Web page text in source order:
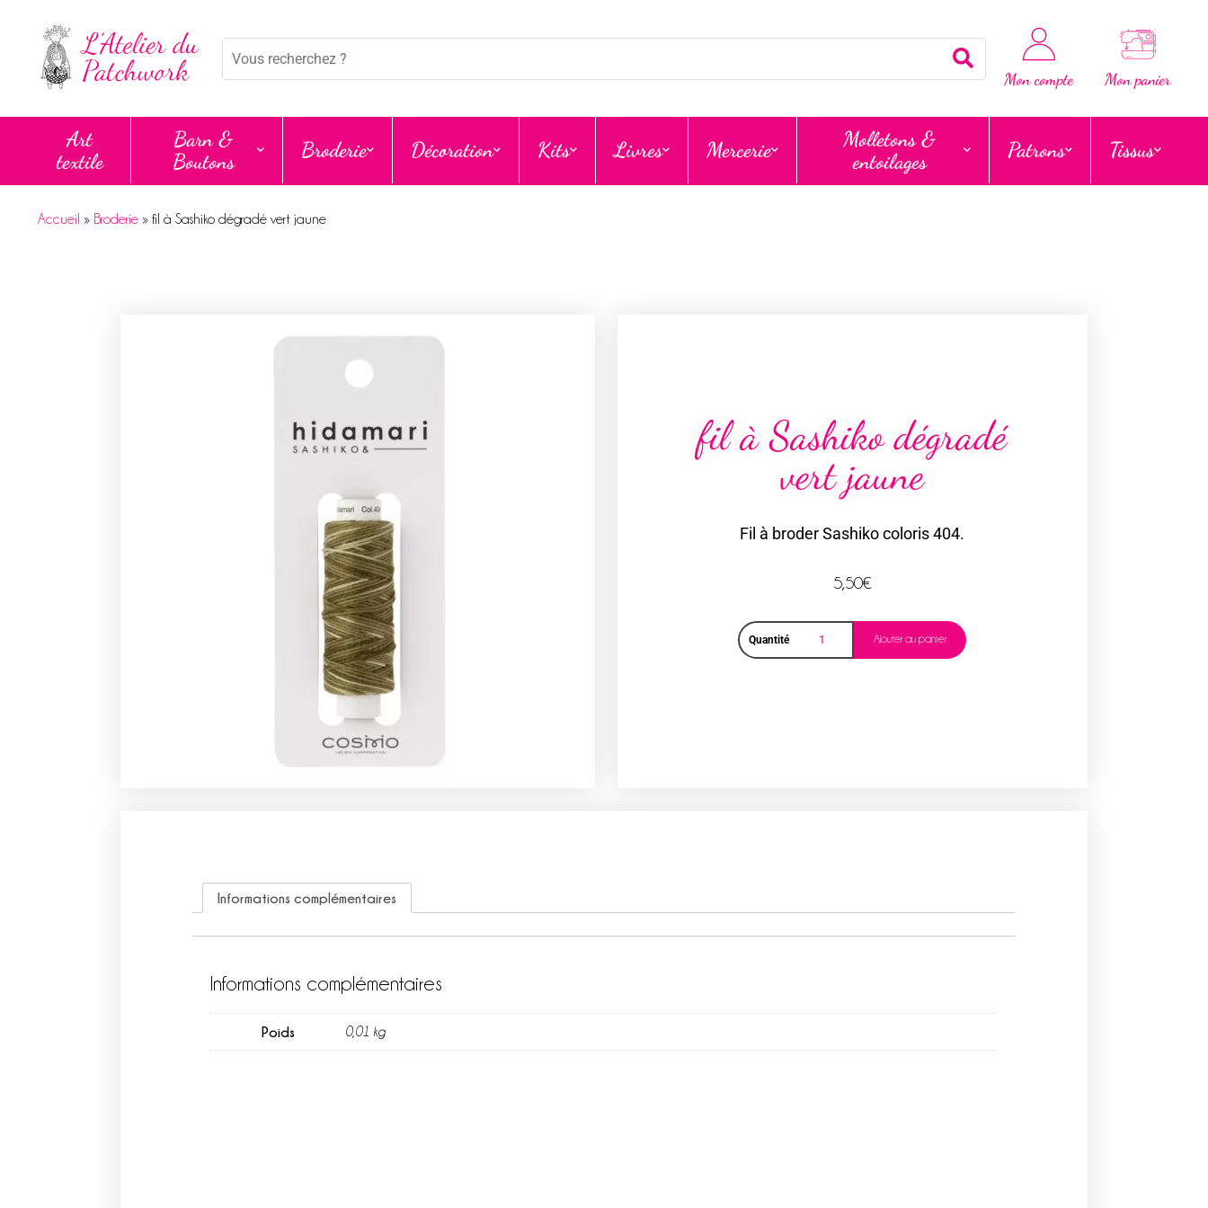
Mots
Rechercher
Mon compte Mon panier
Art
textile
Barn &
Boutons
Broderie Décoration Kits Livres Mercerie
Molletons &
entoilages
Patrons Tissus
Accueil » Broderie » fil à Sashiko dégradé vert jaune
fil à Sashiko dégradé
vert jaune
Fil à broder Sashiko coloris 404.
5,50€
Quantité Ajouter au panier
Informations complémentaires
Informations complémentaires
Poids 0,01 kg